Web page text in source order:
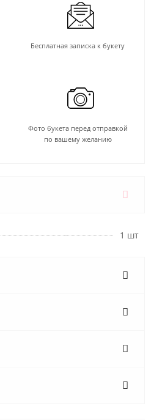
Бесплатная записка к букету
Фото букета перед отправкой
по вашему желанию
1 шт